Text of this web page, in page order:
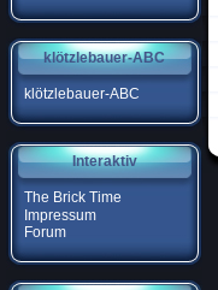
klötzlebauer-ABC
klötzlebauer-ABC
Interaktiv
The Brick Time
Impressum
Forum